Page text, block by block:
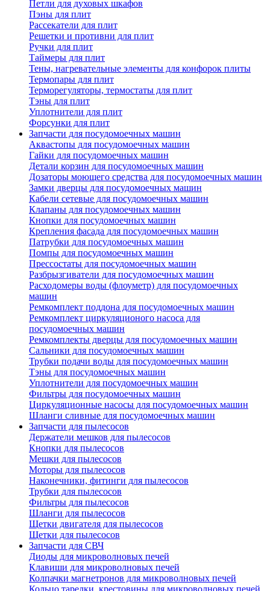
Петли для духовых шкафов
Пэны для плит
Рассекатели для плит
Решетки и противни для плит
Ручки для плит
Таймеры для плит
Тены, нагревательные элементы для конфорок плиты
Термопары для плит
Терморегуляторы, термостаты для плит
Тэны для плит
Уплотнители для плит
Форсунки для плит
Запчасти для посудомоечных машин
Аквастопы для посудомоечных машин
Гайки для посудомоечных машин
Детали корзин для посудомоечных машин
Дозаторы моющего средства для посудомоечных машин
Замки дверцы для посудомоечных машин
Кабели сетевые для посудомоечных машин
Клапаны для посудомоечных машин
Кнопки для посудомоечных машин
Крепления фасада для посудомоечных машин
Патрубки для посудомоечных машин
Помпы для посудомоечных машин
Прессостаты для посудомоечных машин
Разбрызгиватели для посудомоечных машин
Расходомеры воды (флоуметр) для посудомоечных
машин
Ремкомплект поддона для посудомоечных машин
Ремкомплект циркуляционого насоса для
посудомоечных машин
Ремкомплекты дверцы для посудомоечных машин
Сальники для посудомоечных машин
Трубки подачи воды для посудомоечных машин
Тэны для посудомоечных машин
Уплотнители для посудомоечных машин
Фильтры для посудомоечных машин
Циркуляционные насосы для посудомоечных машин
Шланги сливные для посудомоечных машин
Запчасти для пылесосов
Держатели мешков для пылесосов
Кнопки для пылесосов
Мешки для пылесосов
Моторы для пылесосов
Наконечники, фитинги для пылесосов
Трубки для пылесосов
Фильтры для пылесосов
Шланги для пылесосов
Щетки двигателя для пылесосов
Щетки для пылесосов
Запчасти для СВЧ
Диоды для микроволновых печей
Клавиши для микроволновых печей
Колпачки магнетронов для микроволновых печей
Кольцо тарелки, крестовины для микроволновых печей